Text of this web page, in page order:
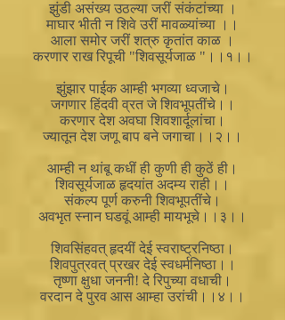
झुंडी असंख्य उठल्या जरीं संकंटांच्या ।
माघार भीती न शिवे उरीं मावळ्यांच्या ।।
आला समोर जरीं शत्रु कृतांत काळ ।
करणार राख रिपूची "शिवसूर्यजाळ "।।१।।
झुंझार पाईक आम्ही भगव्या ध्वजाचे।
जगणार हिंदवी व्रत जे शिवभूपतींचे।।
करणार देश अवघा शिवशार्दूलांचा।
ज्यातून देश जणू बाप बने जगाचा।।२।।
आम्ही न थांबू कधीं ही कुणी ही कुठें ही।
शिवसूर्यजाळ हृदयांत अदम्य राही।।
संकल्प पूर्ण करुनी शिवभूपतींचे।
अवभृत स्नान घडवूं आम्ही मायभूचे।।३।।
शिवसिंहवत् हृदयीं देई स्वराष्ट्रनिष्ठा।
शिवपुत्रवत् प्रखर देई स्वधर्मनिष्ठा।।
तृष्णा क्षुधा जननी! दे रिपुच्या वधाची।
वरदान दे पुरव आस आम्हा उरांची।।४।।